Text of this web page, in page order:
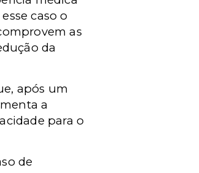
caso o
as
da
após um
a
para o
de